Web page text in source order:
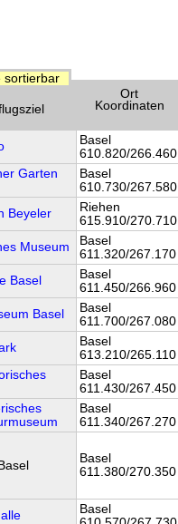
sortierbar
Ort
Koordinaten
Basel
610.820/266.460
Garten
Basel
610.730/267.580
Beyeler
Riehen
615.910/270.710
Museum
Basel
611.320/267.170
Basel
Basel
611.450/266.960
Basel
Basel
611.700/267.080
Basel
613.210/265.110
Basel
611.430/267.450
Basel
611.340/267.270
Basel
611.380/270.350
Basel